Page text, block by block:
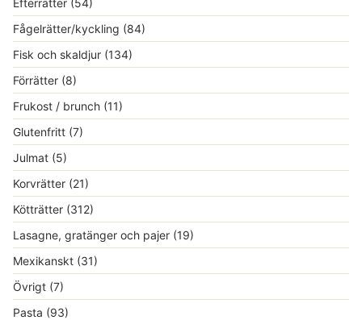
Efterrätter (54)
Fågelrätter/kyckling (84)
Fisk och skaldjur (134)
Förrätter (8)
Frukost / brunch (11)
Glutenfritt (7)
Julmat (5)
Korvrätter (21)
Kötträtter (312)
Lasagne, gratänger och pajer (19)
Mexikanskt (31)
Övrigt (7)
Pasta (93)